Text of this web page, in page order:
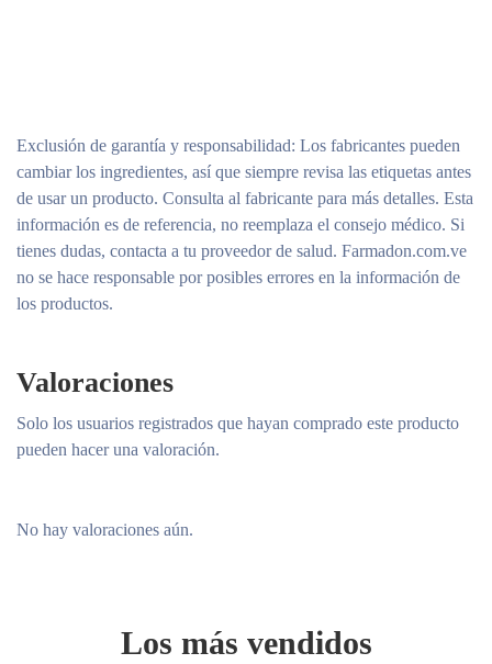
Exclusión de garantía y responsabilidad: Los fabricantes pueden
cambiar los ingredientes, así que siempre revisa las etiquetas antes
de usar un producto. Consulta al fabricante para más detalles. Esta
información es de referencia, no reemplaza el consejo médico. Si
tienes dudas, contacta a tu proveedor de salud. Farmadon.com.ve
no se hace responsable por posibles errores en la información de
los productos.
Valoraciones
No hay valoraciones aún.
Solo los usuarios registrados que hayan comprado este producto
pueden hacer una valoración.
Los más vendidos